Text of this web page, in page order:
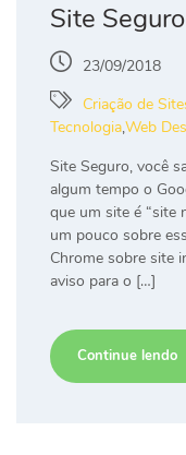
Site Seguro
23/09/2018
Criação de
Tecnologia,Web
Site Seguro, você
algum tempo o
que um site é “site
um pouco sobre
Chrome sobre site
aviso para o […]
Continue lendo